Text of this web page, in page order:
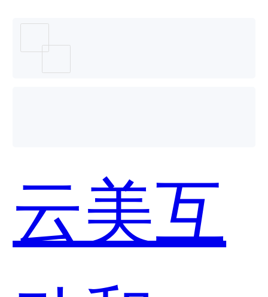
哪个好
用？
云美互